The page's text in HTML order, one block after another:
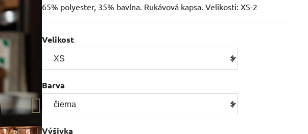
65% polyester, 35% bavlna. Rukávová kapsa. Velikosti: XS-2
Velikost
Barva
Výšivka